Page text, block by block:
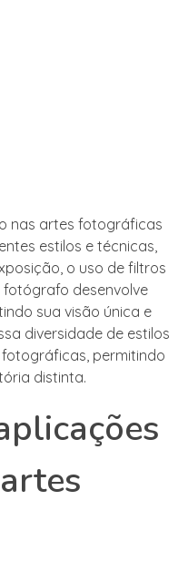
nas artes fotográficas
estilos e técnicas,
o uso de filtros
desenvolve
sua visão única e
diversidade de estilos
permitindo
distinta.